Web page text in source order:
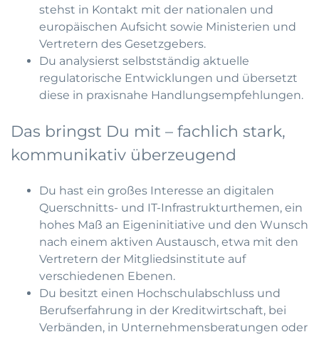
stehst in Kontakt mit der nationalen und
europäischen Aufsicht sowie Ministerien und
Vertretern des Gesetzgebers.
Du analysierst selbstständig aktuelle
regulatorische Entwicklungen und übersetzt
diese in praxisnahe Handlungsempfehlungen.
Das bringst Du mit – fachlich stark,
kommunikativ überzeugend
Du hast ein großes Interesse an digitalen
Querschnitts- und IT-Infrastrukturthemen, ein
hohes Maß an Eigeninitiative und den Wunsch
nach einem aktiven Austausch, etwa mit den
Vertretern der Mitgliedsinstitute auf
verschiedenen Ebenen.
Du besitzt einen Hochschulabschluss und
Berufserfahrung in der Kreditwirtschaft, bei
Verbänden, in Unternehmensberatungen oder